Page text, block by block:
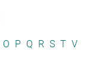
O P Q R S T V